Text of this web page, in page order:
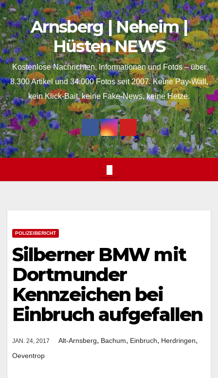
springen
Skip
to
content
Arnsberg | Neheim |
Hüsten NEWS
Kostenlose Nachrichten, Informationen und Fotos – über
8.300 Artikel und 34.000 Fotos seit 2007. Keine Pay-Wall,
kein Klick-Bait, keine Fake-News, keine Hetze.
POLIZEIBERICHT
Silberner BMW mit
Dortmunder
Kennzeichen bei
Einbruch aufgefallen
JAN. 24, 2017 Alt-Arnsberg, Bachum, Einbruch, Herdringen,
Oeventrop